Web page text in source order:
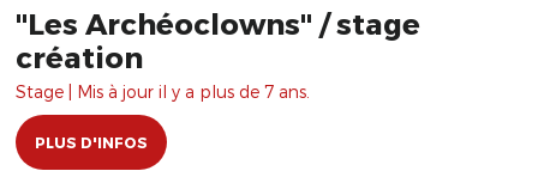
"Les Archéoclowns" / stage
création
Stage | Mis à jour il y a plus de 7 ans.
PLUS D'INFOS